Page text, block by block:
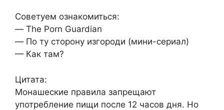
Советуем ознакомиться:
— The Porn Guardian
— По ту сторону изгороди (мини-сериал)
— Как там?
Цитата:
Монашеские правила запрещают
употребление пищи после 12 часов дня. Но